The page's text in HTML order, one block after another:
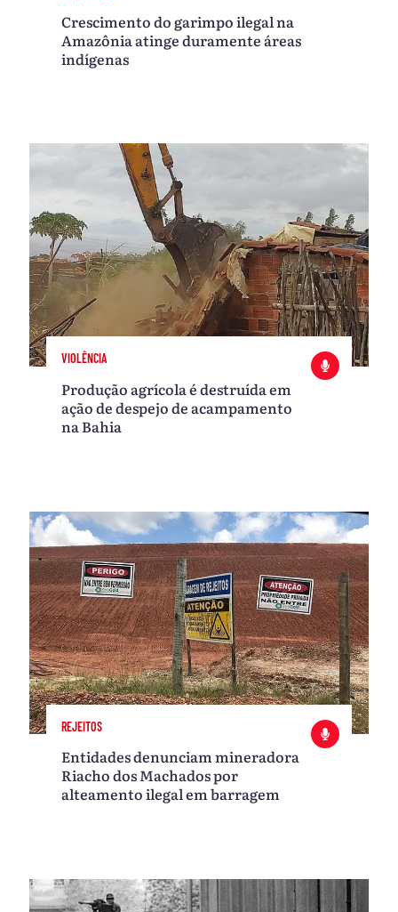
Crescimento do garimpo ilegal na
Amazônia atinge duramente áreas
indígenas
VIOLÊNCIA
Produção agrícola é destruída em
ação de despejo de acampamento
na Bahia
REJEITOS
Entidades denunciam mineradora
Riacho dos Machados por
alteamento ilegal em barragem